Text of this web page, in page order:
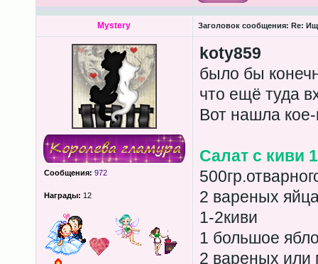
Mystery Заголовок сообщения: Re:
Сообщения: 972
Награды: 12
koty859
было бы
что ещё туда
Вот нашла кое-
Салат с киви 1
2 вареных
1-2киви
1 большое
2 вареных или